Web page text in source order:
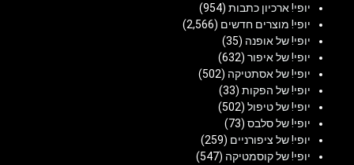
יופי! ארכיון כתבות (954)
יופי! מוצרים חדשים (2,566)
יופי! של אופנה (35)
יופי! של איפור (632)
יופי! של אסתטיקה (502)
יופי! של הפקות (33)
יופי! של טיפול (502)
יופי! של סלבס (73)
יופי! של ציפורניים (259)
יופי! של קוסמטיקה (547)